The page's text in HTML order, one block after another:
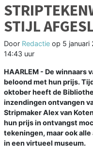
STIJL
Door Redactie op 5 januari
14:43 uur
HAARLEM - De
beloond met hun prijs.
oktober heeft de
inzendingen ontvangen
Stripmaker Alex van
hun prijs in ontvangst
tekeningen, maar ook
in een virtueel museum.